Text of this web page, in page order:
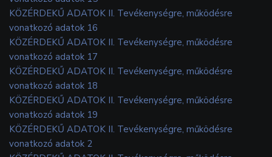
KÖZÉRDEKŰ ADATOK II. Tevékenységre, működésre
vonatkozó adatok 16
KÖZÉRDEKŰ ADATOK II. Tevékenységre, működésre
vonatkozó adatok 17
KÖZÉRDEKŰ ADATOK II. Tevékenységre, működésre
vonatkozó adatok 18
KÖZÉRDEKŰ ADATOK II. Tevékenységre, működésre
vonatkozó adatok 19
KÖZÉRDEKŰ ADATOK II. Tevékenységre, működésre
vonatkozó adatok 2